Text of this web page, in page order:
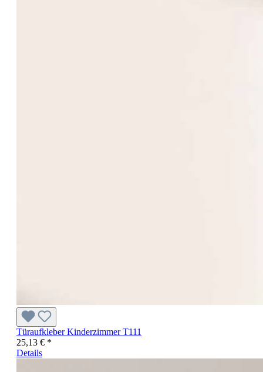
Türaufkleber Kinderzimmer T111
25,13 € *
Details